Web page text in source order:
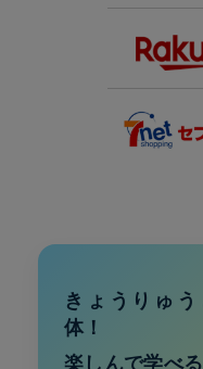
きょうりゅ
体！
楽しんで学べ